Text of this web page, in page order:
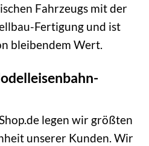
Fahrzeugs mit der
Fertigung und ist
bleibendem Wert.
legen wir größten
unserer Kunden. Wir